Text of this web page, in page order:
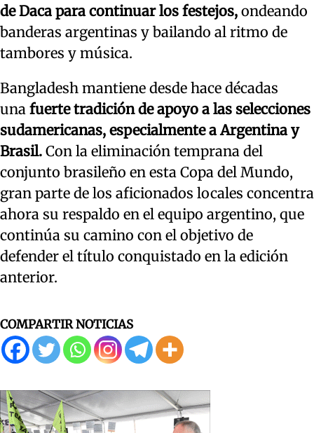
de Daca para continuar los festejos, ondeando
banderas argentinas y bailando al ritmo de
tambores y música.
Bangladesh mantiene desde hace décadas
una fuerte tradición de apoyo a las selecciones
sudamericanas, especialmente a Argentina y
Brasil. Con la eliminación temprana del
conjunto brasileño en esta Copa del Mundo,
gran parte de los aficionados locales concentra
ahora su respaldo en el equipo argentino, que
continúa su camino con el objetivo de
defender el título conquistado en la edición
anterior.
COMPARTIR NOTICIAS